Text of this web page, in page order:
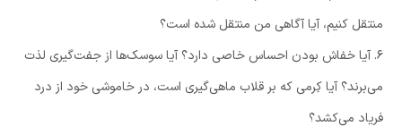
منتقل کنیم، آیا آگاهی من منتقل شده است؟
۶. آیا خفاش بودن احساس خاصی دارد؟ آیا سوسک‌ها از جفت‌گیری لذت
می‌برند؟ آیا کِرمی که بر قلاب ماهی‌گیری است، در خاموشی خود از درد
فریاد می‌کشد؟